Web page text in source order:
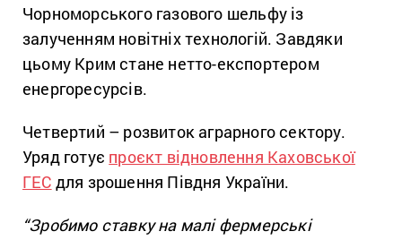
Чорноморського газового шельфу із
залученням новітніх технологій. Завдяки
цьому Крим стане нетто-експортером
енергоресурсів.
Четвертий – розвиток аграрного сектору.
Уряд готує проєкт відновлення Каховської
ГЕС для зрошення Півдня України.
“Зробимо ставку на малі фермерські